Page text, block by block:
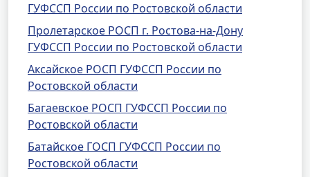
ГУФССП России по Ростовской области
Пролетарское РОСП г. Ростова-на-Дону
ГУФССП России по Ростовской области
Аксайское РОСП ГУФССП России по
Ростовской области
Багаевское РОСП ГУФССП России по
Ростовской области
Батайское ГОСП ГУФССП России по
Ростовской области